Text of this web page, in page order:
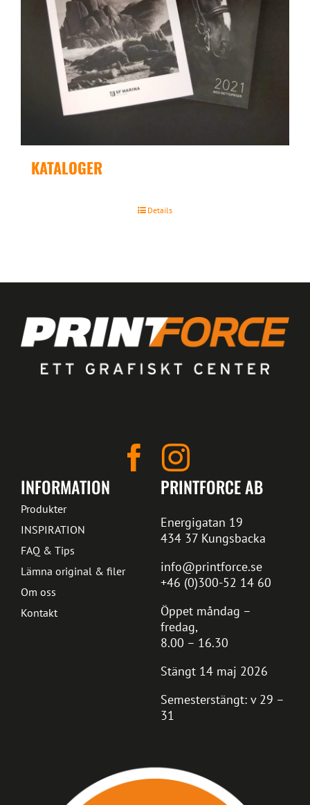
KATALOGER
Details
PRINTFORCE AB
Energigatan 19
434 37 Kungsbacka
info@printforce.se
+46 (0)300-52 14 60
Öppet måndag –
fredag,
8.00 – 16.30
Stängt 14 maj 2026
Semesterstängt: v 29 –
31
INFORMATION
Produkter
INSPIRATION
FAQ & Tips
Lämna original & filer
Om oss
Kontakt